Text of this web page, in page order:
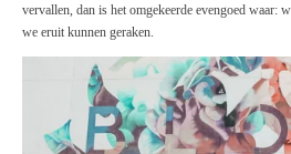
vervallen, dan is het omgekeerde evengoed waar:
we eruit kunnen geraken.